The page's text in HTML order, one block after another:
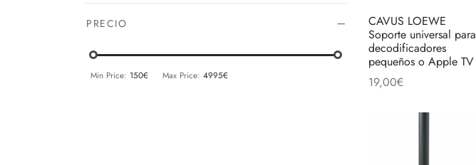
PRECIO
Min Price: 150€ Max Price: 4995€
CAVUS LOEWE
Soporte universal para
decodificadores
pequeños o Apple TV
19,00€